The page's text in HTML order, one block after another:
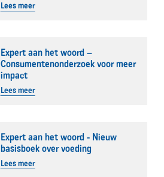
Lees meer
Expert aan het woord –
Consumentenonderzoek voor meer
impact
Lees meer
Expert aan het woord - Nieuw
basisboek over voeding
Lees meer